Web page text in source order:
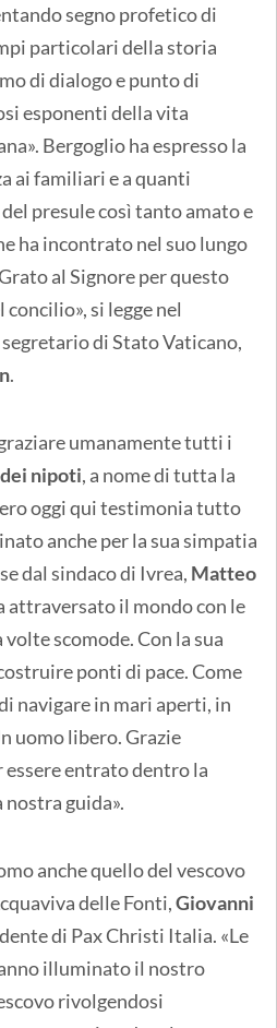
segno profetico di
particolari della storia
di dialogo e punto di
esponenti della vita
Bergoglio ha espresso la
ai familiari e a quanti
presule così tanto amato e
ha incontrato nel suo lungo
al Signore per questo
si legge nel
di Stato Vaticano,
.
umanamente tutti i
nipoti, a nome di tutta la
oggi qui testimonia tutto
anche per la sua simpatia
dal sindaco di Ivrea, Matteo
attraversato il mondo con le
scomode. Con la sua
ponti di pace. Come
navigare in mari aperti, in
uomo libero. Grazie
entrato dentro la
guida».
anche quello del vescovo
delle Fonti,Giovanni
di Pax Christi Italia. «Le
illuminato il nostro
rivolgendosi